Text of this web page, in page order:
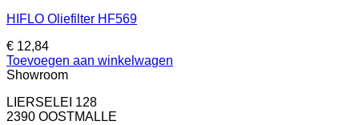
HIFLO Oliefilter HF569
€ 12,84
Toevoegen aan winkelwagen
Showroom
LIERSELEI 128
2390 OOSTMALLE